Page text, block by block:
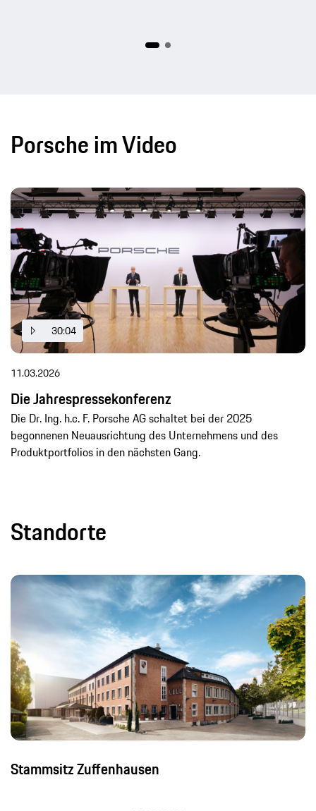
Porsche im Video
30:04
11.03.2026
Die Jahrespressekonferenz
Die Dr. Ing. h.c. F. Porsche AG schaltet bei der 2025
begonnenen Neuausrichtung des Unternehmens und des
Produktportfolios in den nächsten Gang.
Standorte
Stammsitz Zuffenhausen